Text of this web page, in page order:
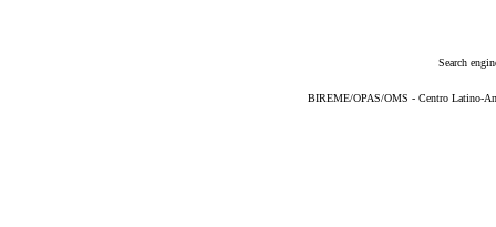
Search
BIREME/OPAS/OMS - Centro Latino-